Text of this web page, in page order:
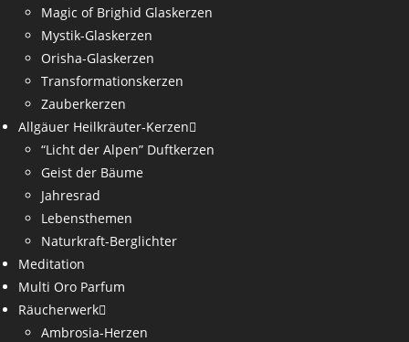
Magic of Brighid Glaskerzen
Mystik-Glaskerzen
Orisha-Glaskerzen
Transformationskerzen
Zauberkerzen
Allgäuer Heilkräuter-Kerzen
“Licht der Alpen” Duftkerzen
Geist der Bäume
Jahresrad
Lebensthemen
Naturkraft-Berglichter
Meditation
Multi Oro Parfum
Räucherwerk
Ambrosia-Herzen